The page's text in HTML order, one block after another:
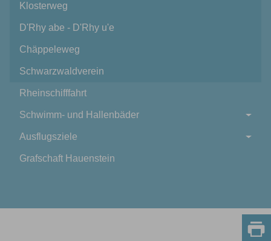
Klosterweg
D'Rhy abe - D'Rhy u'e
Chäppeleweg
Schwarzwaldverein
Rheinschifffahrt
Schwimm- und Hallenbäder
Ausflugsziele
Grafschaft Hauenstein